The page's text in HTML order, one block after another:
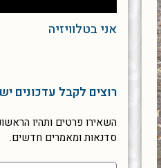
אני בטלוויזיה
רוצים לקבל עדכונים
השאירו פרטים ותהיו
סדנאות ומאמרים חדשים.